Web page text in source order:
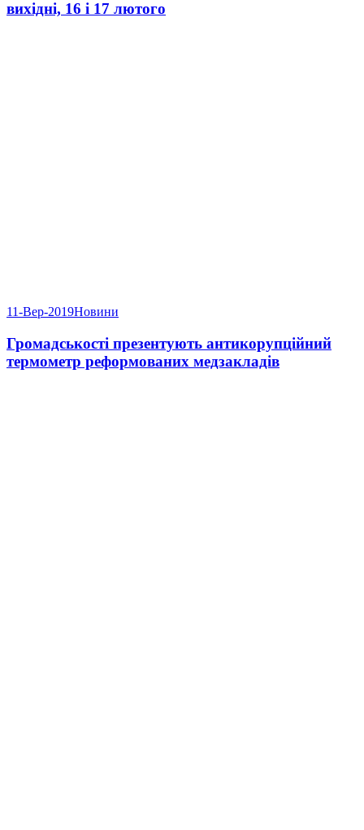
вихідні, 16 і 17 лютого
11-Вер-2019Новини
Громадськості презентують антикорупційний
термометр реформованих медзакладів